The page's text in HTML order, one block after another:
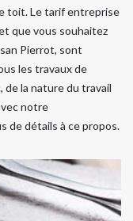
toit. Le tarif entreprise
que vous souhaitez
Pierrot, sont
les travaux de
de la nature du travail
notre
de détails à ce propos.